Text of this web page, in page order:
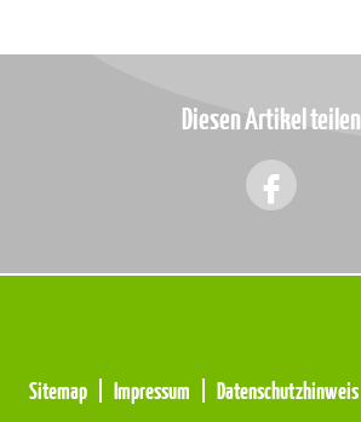
Diesen Artikel teilen
Meta
Navigation
Navigation
Sitemap Impressum Datenschutzhinweis